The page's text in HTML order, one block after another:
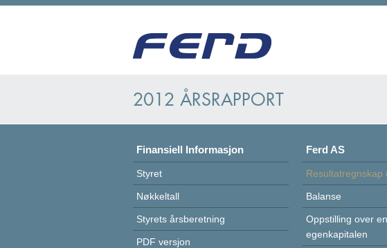
2012 ÅRSRAPPORT
Finansiell Informasjon
Styret
Nøkkeltall
Styrets årsberetning
PDF versjon
Ferd AS
Resultatregnskap
Balanse
Oppstilling over
egenkapitalen